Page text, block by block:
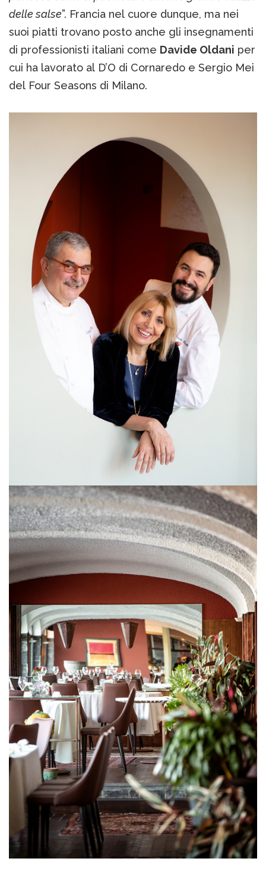
delle salse”. Francia nel cuore dunque, ma nei
suoi piatti trovano posto anche gli insegnamenti
di professionisti italiani come Davide Oldani per
cui ha lavorato al D’O di Cornaredo e Sergio Mei
del Four Seasons di Milano.